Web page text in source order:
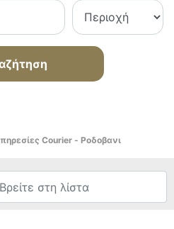
Courier - Ροδοβανι